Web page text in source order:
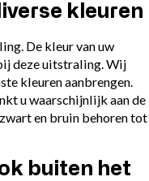
kleuren
De kleur van uw
deze uitstraling. Wij
kleuren aanbrengen.
u waarschijnlijk aan de
en bruin behoren tot
buiten het